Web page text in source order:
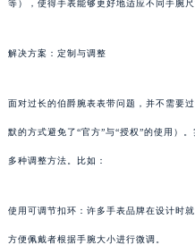
等），使得手表能够更好地适应不同手腕尺
解决方案：定制与调整
面对过长的伯爵腕表表带问题，并不需要
默的方式避免了“官方”与“授权”的使用）
多种调整方法。比如：
使用可调节扣环：许多手表品牌在设计时
方便佩戴者根据手腕大小进行微调。